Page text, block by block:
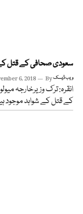
سعودی صحافی کے قتل کے
6, 2018 Byویب ڈیسک
انقرہ: ترک وزیرخارجہ
کے قتل کے شواہد موجود